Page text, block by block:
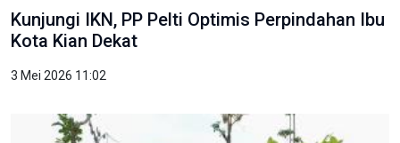
Kunjungi IKN, PP Pelti Optimis Perpindahan Ibu
Kota Kian Dekat
3 Mei 2026 11:02